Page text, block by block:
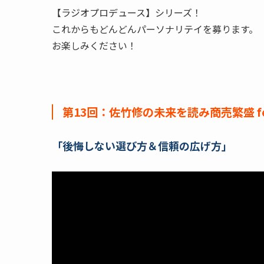
【ラジオプロデュース】シリーズ！
これからもどんどんパーソナリテイを募ります。
お楽しみください！
第13回：佐竹修の未来を読み商売繁盛
「後悔しない選び方＆信頼の広げ方」